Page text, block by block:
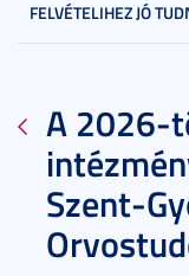
FELVÉTELIHEZ JÓ
A 2026-
Szent-